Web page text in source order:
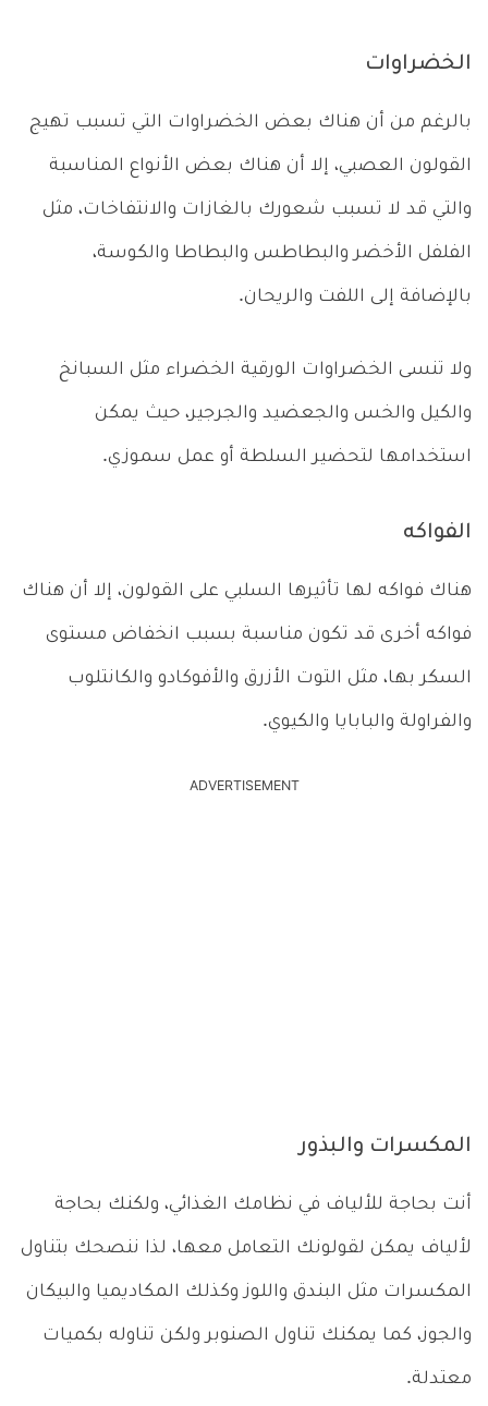
الخضراوات
بالرغم من أن هناك بعض الخضراوات التي تسبب تهيج
القولون العصبي، إلا أن هناك بعض الأنواع المناسبة
والتي قد لا تسبب شعورك بالغازات والانتفاخات، مثل
الفلفل الأخضر والبطاطس والبطاطا والكوسة،
بالإضافة إلى اللفت والريحان.
ولا تنسى الخضراوات الورقية الخضراء مثل السبانخ
والكيل والخس والجعضيد والجرجير، حيث يمكن
استخدامها لتحضير السلطة أو عمل سموزي.
الفواكه
هناك فواكه لها تأثيرها السلبي على القولون، إلا أن هناك
فواكه أخرى قد تكون مناسبة بسبب انخفاض مستوى
السكر بها، مثل التوت الأزرق والأفوكادو والكانتلوب
والفراولة والبابايا والكيوي.
ADVERTISEMENT
المكسرات والبذور
أنت بحاجة للألياف في نظامك الغذائي، ولكنك بحاجة
لألياف يمكن لقولونك التعامل معها، لذا ننصحك بتناول
المكسرات مثل البندق واللوز وكذلك المكاديميا والبيكان
والجوز، كما يمكنك تناول الصنوبر ولكن تناوله بكميات
معتدلة.